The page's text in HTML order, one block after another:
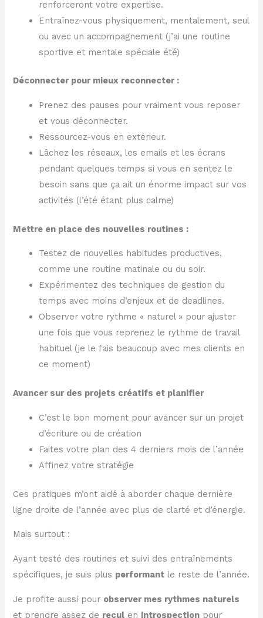
renforceront votre expertise.
Entraînez-vous physiquement, mentalement, seul
ou avec un accompagnement (j’ai une routine
sportive et mentale spéciale été)
Déconnecter pour mieux reconnecter :
Prenez des pauses pour vraiment vous reposer
et vous déconnecter.
Ressourcez-vous en extérieur.
Lâchez les réseaux, les emails et les écrans
pendant quelques temps si vous en sentez le
besoin sans que ça ait un énorme impact sur vos
activités (l’été étant plus calme)
Mettre en place des nouvelles routines :
Testez de nouvelles habitudes productives,
comme une routine matinale ou du soir.
Expérimentez des techniques de gestion du
temps avec moins d’enjeux et de deadlines.
Observer votre rythme « naturel » pour ajuster
une fois que vous reprenez le rythme de travail
habituel (je le fais beaucoup avec mes clients en
ce moment)
Avancer sur des projets créatifs et planifier
C’est le bon moment pour avancer sur un projet
d’écriture ou de création
Faites votre plan des 4 derniers mois de l’année
Affinez votre stratégie
Ces pratiques m’ont aidé à aborder chaque dernière
ligne droite de l’année avec plus de clarté et d’énergie.
Mais surtout :
Ayant testé des routines et suivi des entraînements
spécifiques, je suis plus performant le reste de l’année.
Je profite aussi pour observer mes rythmes naturels
et prendre assez de recul en introspection pour